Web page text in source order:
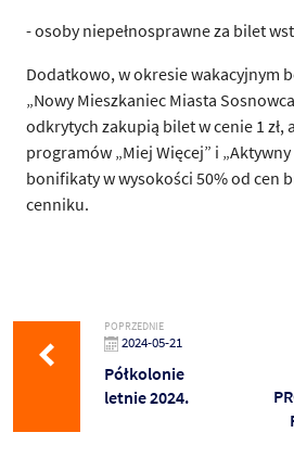
- osoby niepełnosprawne za bilet
Dodatkowo, w okresie wakacyjnym
„Nowy Mieszkaniec Miasta
odkrytych zakupią bilet w cenie 1 zł,
programów „Miej Więcej” i
bonifikaty w wysokości 50% od cen
cenniku.
POPRZEDNIE
2024-05-21
Półkolonie
letnie 2024.